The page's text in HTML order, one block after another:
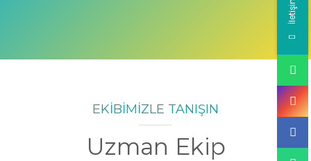
EKİBİMİZLE TANIŞIN
Uzman Ekip